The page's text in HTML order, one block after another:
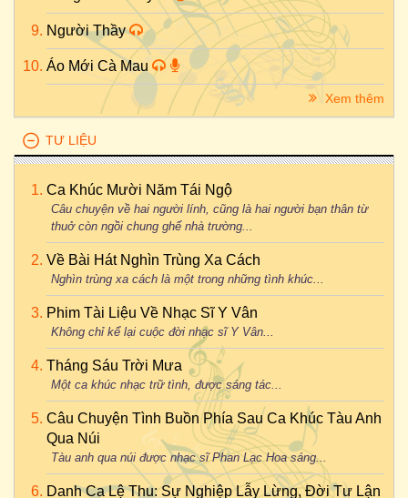
Người Thầy
Áo Mới Cà Mau
Xem thêm
TƯ LIỆU
Ca Khúc Mười Năm Tái Ngộ
Câu chuyện về hai người lính, cũng là hai người bạn thân từ
thuở còn ngồi chung ghế nhà trường...
Về Bài Hát Nghìn Trùng Xa Cách
Nghìn trùng xa cách là một trong những tình khúc...
Phim Tài Liệu Về Nhạc Sĩ Y Vân
Không chỉ kể lại cuộc đời nhạc sĩ Y Vân...
Tháng Sáu Trời Mưa
Một ca khúc nhạc trữ tình, được sáng tác...
Câu Chuyện Tình Buồn Phía Sau Ca Khúc Tàu Anh
Qua Núi
Tàu anh qua núi được nhạc sĩ Phan Lạc Hoa sáng...
Danh Ca Lệ Thu: Sự Nghiệp Lẫy Lừng, Đời Tư Lận